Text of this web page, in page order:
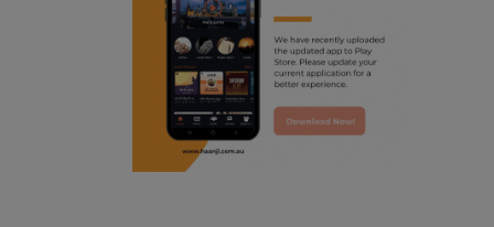
punjabi podcast australia
radio haanji updates
punjabi kahani